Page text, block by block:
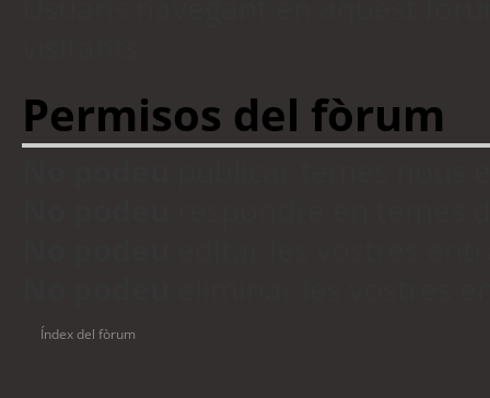
Permisos del fòrum
Índex del fòrum